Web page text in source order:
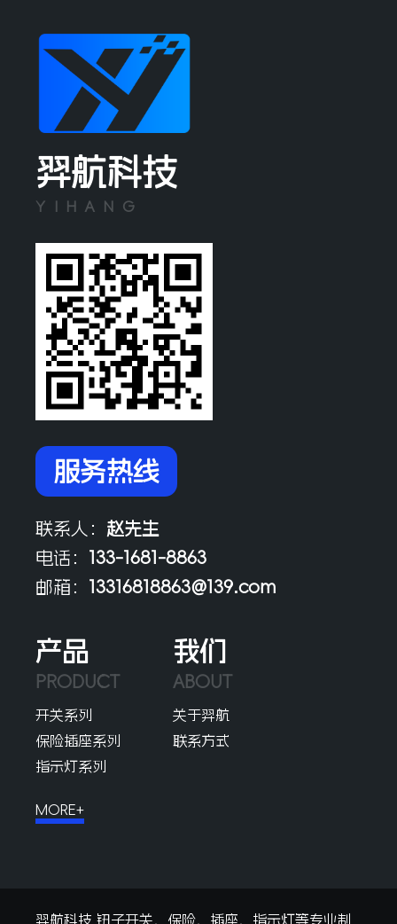
羿航科技
YIHANG
服务热线
联系人： 赵先生
电话： 133-1681-8863
邮箱： 13316818863@139.com
产品
PRODUCT
开关系列
保险插座系列
指示灯系列
MORE+
我们
ABOUT
关于羿航
联系方式
羿航科技 钮子开关、保险、插座、指示灯等专业制